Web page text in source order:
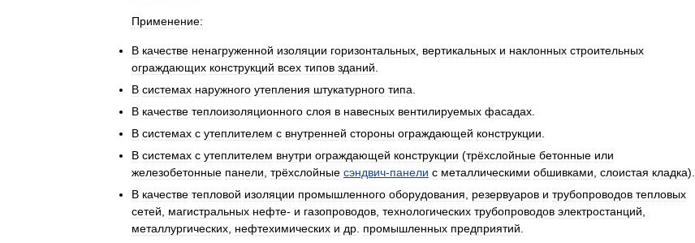
Применение:
В качестве ненагруженной изоляции горизонтальных, вертикальных и наклонных строительных
ограждающих конструкций всех типов зданий.
В системах наружного утепления штукатурного типа.
В качестве теплоизоляционного слоя в навесных вентилируемых фасадах.
В системах с утеплителем с внутренней стороны ограждающей конструкции.
В системах с утеплителем внутри ограждающей конструкции (трёхслойные бетонные или
железобетонные панели, трёхслойные сэндвич-панели с металлическими обшивками, слоистая кладка).
В качестве тепловой изоляции промышленного оборудования, резервуаров и трубопроводов тепловых
сетей, магистральных нефте- и газопроводов, технологических трубопроводов электростанций,
металлургических, нефтехимических и др. промышленных предприятий.